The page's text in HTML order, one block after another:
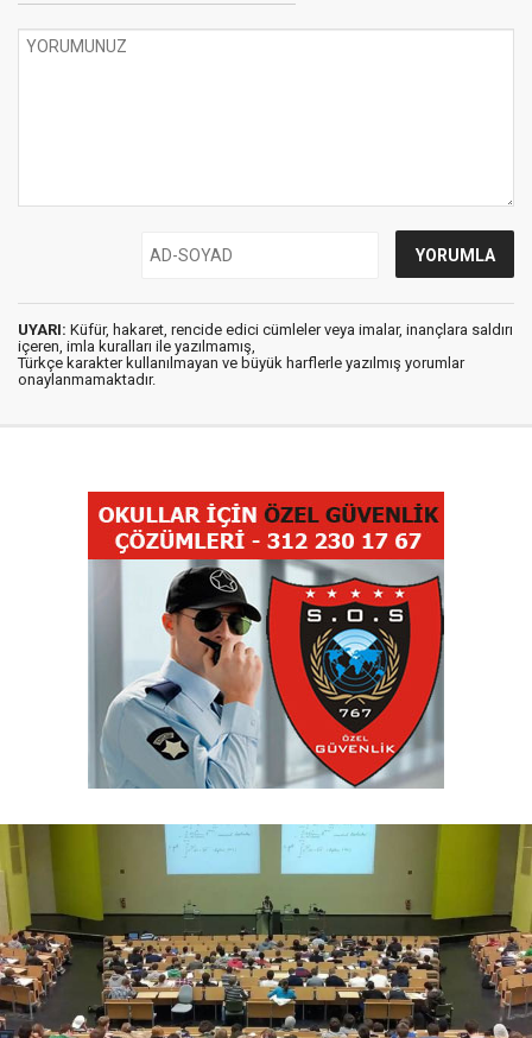
UYARI: Küfür, hakaret, rencide edici cümleler veya imalar, inançlara saldırı
içeren, imla kuralları ile yazılmamış,
Türkçe karakter kullanılmayan ve büyük harflerle yazılmış yorumlar
onaylanmamaktadır.